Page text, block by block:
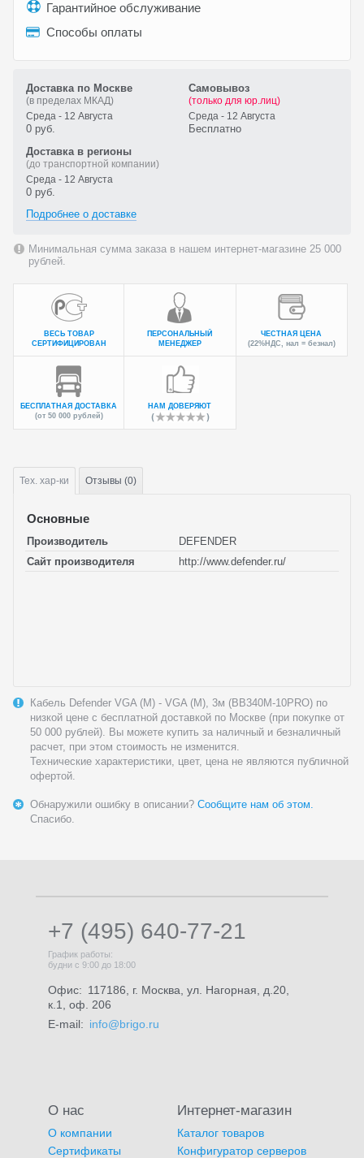
Гарантийное обслуживание
Способы оплаты
Доставка по Москве
(в пределах МКАД)
Среда - 12 Августа
0 руб.
Самовывоз
(только для юр.лиц)
Среда - 12 Августа
Бесплатно
Доставка в регионы
(до транспортной компании)
Среда - 12 Августа
0 руб.
Подробнее о доставке
Минимальная сумма заказа в нашем интернет-магазине 25 000
рублей.
ВЕСЬ ТОВАР
СЕРТИФИЦИРОВАН
ПЕРСОНАЛЬНЫЙ
МЕНЕДЖЕР
ЧЕСТНАЯ ЦЕНА
(22%НДС, нал = безнал)
БЕСПЛАТНАЯ ДОСТАВКА
(от 50 000 рублей)
НАМ ДОВЕРЯЮТ
Тех. хар-ки Отзывы (0)
Основные
Производитель
DEFENDER
Сайт производителя
http://www.defender.ru/
Кабель Defender VGA (M) - VGA (M), 3м (BB340M-10PRO) по
низкой цене с бесплатной доставкой по Москве (при покупке от
50 000 рублей). Вы можете купить за наличный и безналичный
расчет, при этом стоимость не изменится.
Технические характеристики, цвет, цена не являются публичной
офертой.
Обнаружили ошибку в описании? Сообщите нам об этом.
Спасибо.
+7 (495) 640-77-21
График работы:
будни с 9:00 до 18:00
Офис: 117186, г. Москва, ул. Нагорная, д.20,
к.1, оф. 206
E-mail: info@brigo.ru
О нас
О компании
Сертификаты
Интернет-магазин
Каталог товаров
Конфигуратор серверов